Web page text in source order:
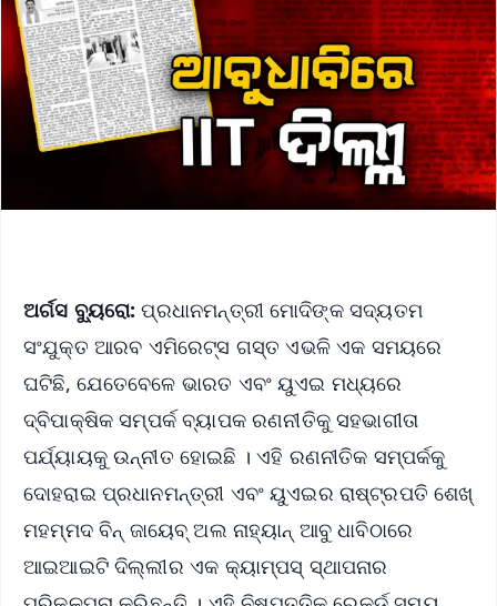
ଅର୍ଗସ ବ୍ୟୁରୋ:ପ୍ରଧାନମନ୍ତ୍ରୀ ମୋଦିଙ୍କ ସଦ୍ୟତମ
ସଂଯୁକ୍ତ ଆରବ ଏମିରେଟ୍ସ ଗସ୍ତ ଏଭଳି ଏକ ସମୟରେ
ଘଟିଛି, ଯେତେବେଳେ ଭାରତ ଏବଂ ୟୁଏଇ ମଧ୍ୟରେ
ଦ୍ବିପାକ୍ଷିକ ସମ୍ପର୍କ ବ୍ୟାପକ ରଣନୀତିକୁ ସହଭାଗୀତା
ପର୍ଯ୍ୟାୟକୁ ଉନ୍ନୀତ ହୋଇଛି । ଏହି ରଣନୀତିକ ସମ୍ପର୍କକୁ
ଦୋହରାଇ ପ୍ରଧାନମନ୍ତ୍ରୀ ଏବଂ ୟୁଏଇର ରାଷ୍ଟ୍ରପତି ଶେଖ୍
ମହମ୍ମଦ ବିନ୍ ଜାୟେବ୍ ଅଲ ନାହ୍ୟାନ୍ ଆବୁ ଧାବିଠାରେ
ଆଇଆଇଟି ଦିଲ୍ଲୀର ଏକ କ୍ୟାମ୍ପସ୍ ସ୍ଥାପନାର